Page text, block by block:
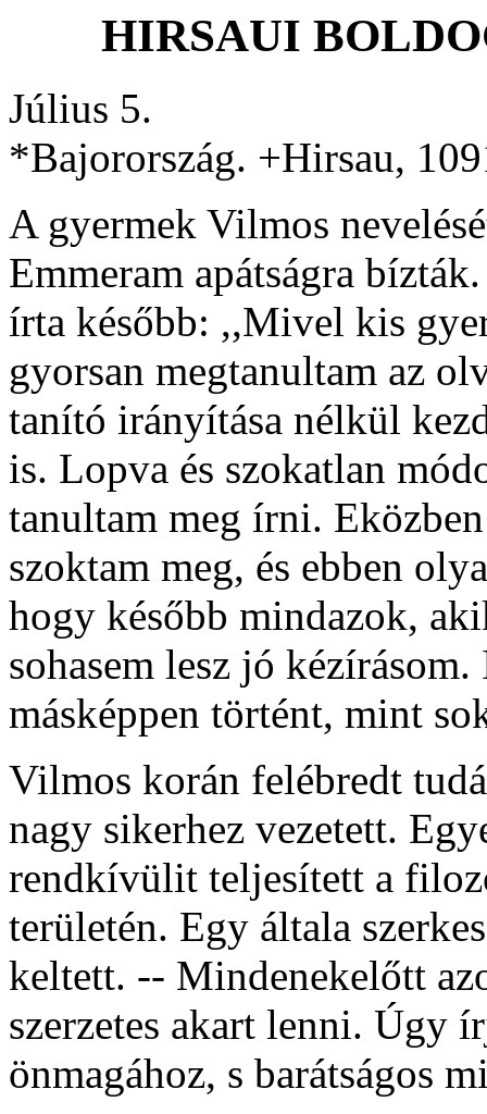
HIRSAUI
Július 5.
*Bajorország. +Hirsau,
A gyermek Vilmos
Emmeram apátságra
írta később: ,,Mivel kis
gyorsan megtanultam az
tanító irányítása nélkül
is. Lopva és szokatlan
tanultam meg írni.
szoktam meg, és ebben
hogy később mindazok,
sohasem lesz jó
másképpen történt, mint
Vilmos korán felébredt
nagy sikerhez vezetett.
rendkívülit teljesített a
területén. Egy általa
keltett. -- Mindenekelőtt
szerzetes akart lenni. Úgy
önmagához, s barátságos